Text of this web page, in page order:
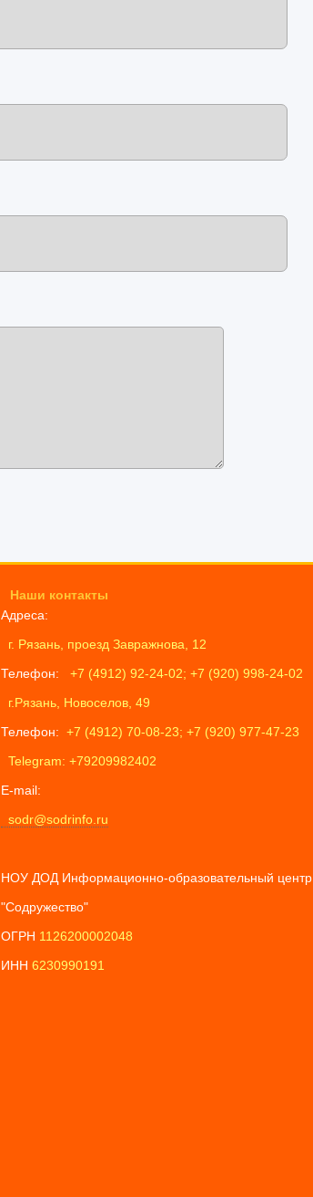
Наши контакты
Адреса:
г. Рязань, проезд Завражнова, 12
Телефон:
+7 (4912) 92-24-02; +7 (920) 998-24-02
г.Рязань, Новоселов, 49
Телефон: +7 (4912) 70-08-23; +7 (920) 977-47-23
Telegram: +79209982402
E-mail:
sodr@sodrinfo.ru
НОУ ДОД Информационно-образовательный центр
"Содружество"
ОГРН 1126200002048
ИНН 6230990191